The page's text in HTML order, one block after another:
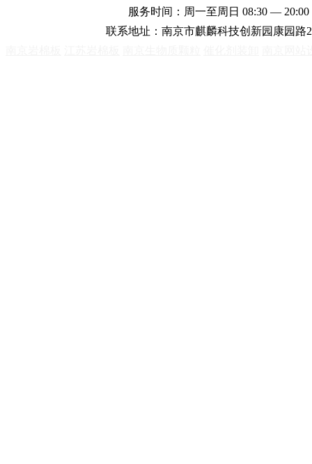
服务时间：周一至周日 08:30 —
联系地址：南京市麒麟科技创新园康园